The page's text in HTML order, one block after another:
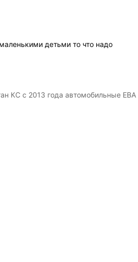
детьми то что надо
КС с 2013 года автомобильные ЕВА